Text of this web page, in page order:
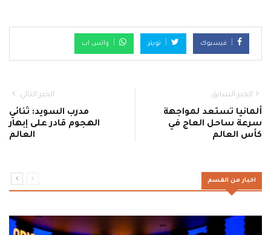
فيسبوك تويتر واتس اب
الخبر السابق
ألمانيا تستعد لمواجهة
سرعة ساحل العاج في
كأس العالم
الخبر التالي
مدرب السويد: ثنائي
الهجوم قادر على إبهار
العالم
اخبار من القسم